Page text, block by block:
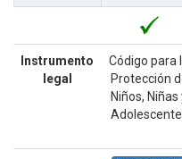
Instrumento
legal
Código para
Protección
Niños, Niñas